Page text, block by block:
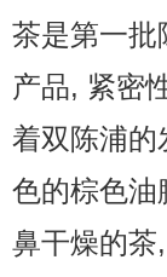
茶是第一批
产品, 紧密
着双陈浦的
色的棕色油
鼻干燥的茶